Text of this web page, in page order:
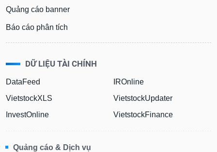
Quảng cáo banner
Báo cáo phân tích
DỮ LIỆU TÀI CHÍNH
DataFeed
VietstockXLS
InvestOnline
IROnline
VietstockUpdater
VietstockFinance
Quảng cáo & Dịch vụ